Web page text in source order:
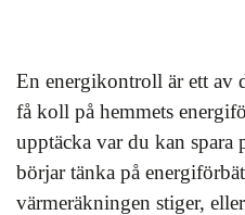
En energikontroll är ett av
få koll på hemmets
upptäcka var du kan spara
börjar tänka på
värmeräkningen stiger,